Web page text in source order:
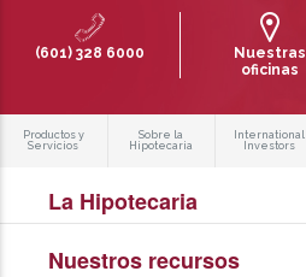
(601) 328 6000
Nuestras
oficinas
Productos y
Servicios
Sobre la
Hipotecaria
International
Investors
La Hipotecaria
Nuestros recursos